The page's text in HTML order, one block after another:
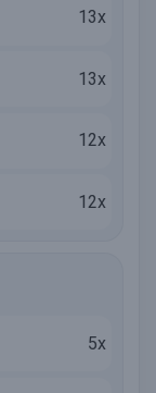
13x
13x
12x
12x
5x